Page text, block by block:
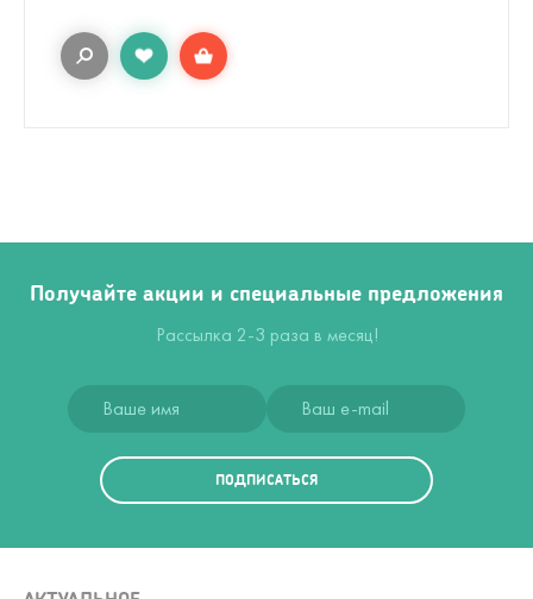
Получайте акции и специальные предложения
Рассылка 2-3 раза в месяц!
ПОДПИСАТЬСЯ